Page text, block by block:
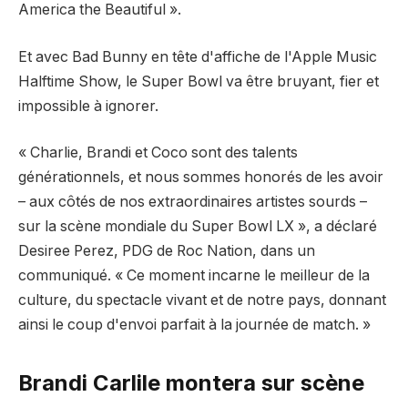
America the Beautiful ».
Et avec Bad Bunny en tête d'affiche de l'Apple Music
Halftime Show, le Super Bowl va être bruyant, fier et
impossible à ignorer.
« Charlie, Brandi et Coco sont des talents
générationnels, et nous sommes honorés de les avoir
– aux côtés de nos extraordinaires artistes sourds –
sur la scène mondiale du Super Bowl LX », a déclaré
Desiree Perez, PDG de Roc Nation, dans un
communiqué. « Ce moment incarne le meilleur de la
culture, du spectacle vivant et de notre pays, donnant
ainsi le coup d'envoi parfait à la journée de match. »
Brandi Carlile montera sur scène